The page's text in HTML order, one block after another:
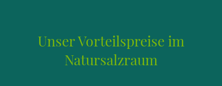
Unser Vorteilspreise im
Natursalzraum